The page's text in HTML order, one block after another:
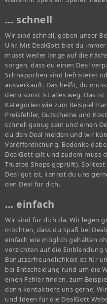
… schnell
Wir sind schnell, geben unser
Uhr. Mit DealGott bist du
musst weder lange auf die
sorgen, dass du einen Deal
Schnäppchen sind befristetet
ausverkauft. Das heißt, du
denn sonst ist alles weg. Das
Kategorien wie zum Beispiel
Preisfehler, Gutscheine und
schnell genug sein und einen
du den Deal melden und wir
Veröffentlichung. Bedenke
DealGott gilt und zudem muss
Trusted Shops geprüft).
Deal gut ist, kannst du uns
den Deal für dich.
… einfach
Wir sind für dich da. Wir legen
möchten, dass du Spaß bei
einfach wie möglich gehalten
verzichten auf die Einblendung
Benutzerfreundlichkeit ist für
bei Entscheidung rund um die
einen Fehler finden, zum
dann kontaktiere uns gerne.
und Ideen für die DealGott